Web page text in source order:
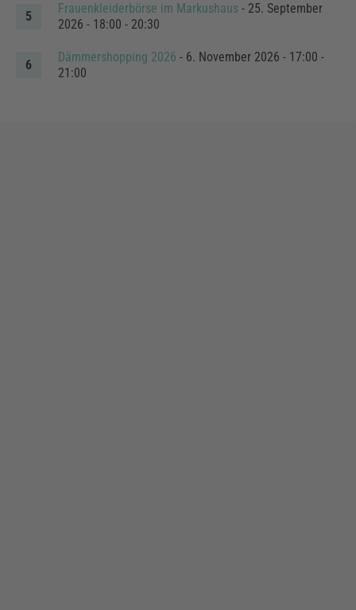
Frauenkleiderbörse im Markushaus- 25. September
2026 - 18:00 - 20:30
Dämmershopping 2026 - 6. November 2026 - 17:00 -
21:00